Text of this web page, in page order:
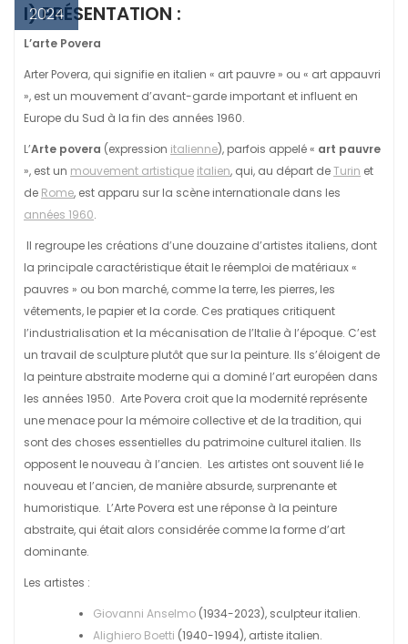
2024
I) PRÉSENTATION :
L’arte Povera
Arter Povera, qui signifie en italien « art pauvre » ou « art appauvri
», est un mouvement d’avant-garde important et influent en
Europe du Sud à la fin des années 1960.
L’Arte povera (expression italienne), parfois appelé « art pauvre
», est un mouvement artistique italien, qui, au départ deTurin et
de Rome, est apparu sur la scène internationale dans les
années 1960.
Il regroupe les créations d’une douzaine d’artistes italiens, dont
la principale caractéristique était le réemploi de matériaux «
pauvres » ou bon marché, comme la terre, les pierres, les
vêtements, le papier et la corde. Ces pratiques critiquent
l’industrialisation et la mécanisation de l’Italie à l’époque. C’est
un travail de sculpture plutôt que sur la peinture. Ils s’éloigent de
la peinture abstraite moderne qui a dominé l’art européen dans
les années 1950. Arte Povera croit que la modernité représente
une menace pour la mémoire collective et de la tradition, qui
sont des choses essentielles du patrimoine culturel italien. Ils
opposent le nouveau à l’ancien. Les artistes ont souvent lié le
nouveau et l’ancien, de manière absurde, surprenante et
humoristique. L’Arte Povera est une réponse à la peinture
abstraite, qui était alors considérée comme la forme d’art
dominante.
Les artistes :
Giovanni Anselmo (1934-2023), sculpteur italien.
Alighiero Boetti (1940-1994), artiste italien.